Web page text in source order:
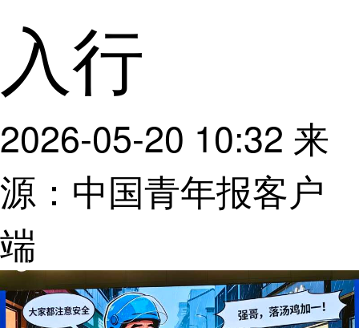
入行
2026-05-20 10:32 来
源：中国青年报客户
端